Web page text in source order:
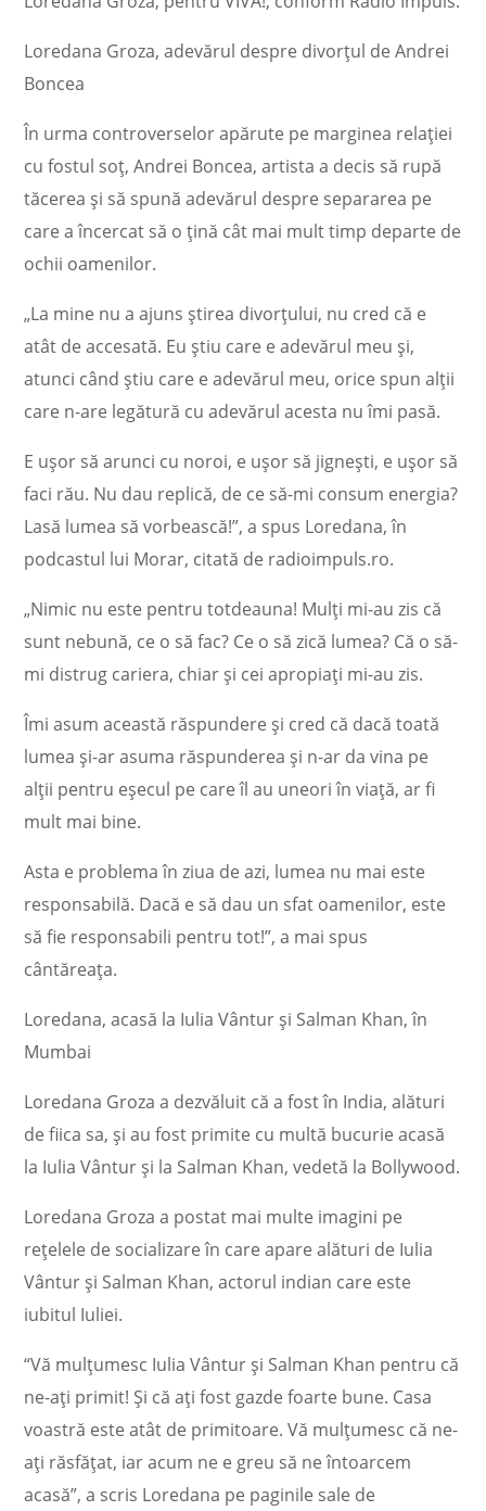
Loredana Groza, adevărul despre divorțul de Andrei
Boncea
În urma controverselor apărute pe marginea relației
cu fostul soț, Andrei Boncea, artista a decis să rupă
tăcerea și să spună adevărul despre separarea pe
care a încercat să o țină cât mai mult timp departe de
ochii oamenilor.
„La mine nu a ajuns știrea divorțului, nu cred că e
atât de accesată. Eu știu care e adevărul meu și,
atunci când știu care e adevărul meu, orice spun alții
care n-are legătură cu adevărul acesta nu îmi pasă.
E ușor să arunci cu noroi, e ușor să jignești, e ușor să
faci rău. Nu dau replică, de ce să-mi consum energia?
Lasă lumea să vorbească!”, a spus Loredana, în
podcastul lui Morar, citată de radioimpuls.ro.
„Nimic nu este pentru totdeauna! Mulți mi-au zis că
sunt nebună, ce o să fac? Ce o să zică lumea? Că o să-
mi distrug cariera, chiar și cei apropiați mi-au zis.
Îmi asum această răspundere și cred că dacă toată
lumea și-ar asuma răspunderea și n-ar da vina pe
alții pentru eșecul pe care îl au uneori în viață, ar fi
mult mai bine.
Asta e problema în ziua de azi, lumea nu mai este
responsabilă. Dacă e să dau un sfat oamenilor, este
să fie responsabili pentru tot!”, a mai spus
cântăreața.
Loredana, acasă la Iulia Vântur și Salman Khan, în
Mumbai
Loredana Groza a dezvăluit că a fost în India, alături
de fiica sa, și au fost primite cu multă bucurie acasă
la Iulia Vântur și la Salman Khan, vedetă la Bollywood.
Loredana Groza a postat mai multe imagini pe
rețelele de socializare în care apare alături de Iulia
Vântur și Salman Khan, actorul indian care este
iubitul Iuliei.
“Vă mulțumesc Iulia Vântur și Salman Khan pentru că
ne-ați primit! Și că ați fost gazde foarte bune. Casa
voastră este atât de primitoare. Vă mulțumesc că ne-
ați răsfățat, iar acum ne e greu să ne întoarcem
acasă”, a scris Loredana pe paginile sale de